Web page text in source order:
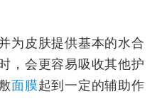
为皮肤提供基本的水合
，会更容易吸收其他护
面膜起到一定的辅助作